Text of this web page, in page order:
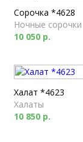
Сорочка *4628
Ночные сорочки
10 050 р.
Халат *4623
Халаты
10 850 р.